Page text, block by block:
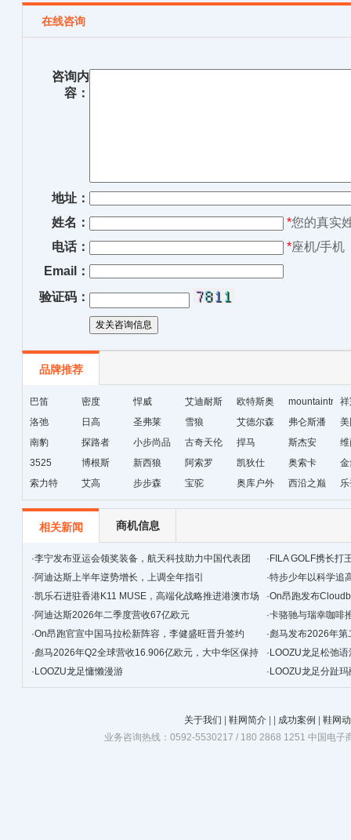
在线咨询
咨询内
容：
地址：
姓名：
*您的真实
电话：
*座机/手机
Email：
验证码：
品牌推荐
巴笛 密度 悍威 艾迪耐斯
欧特斯奥
威
mountaintrip
洛弛
日高 圣弗莱 雪狼 艾德尔森 弗仑斯潘
南豹
探路者 小步尚品 古奇天伦 捍马 斯杰安
3525
博根斯 新西狼 阿索罗 凯狄仕 奥索卡
索力特
艾高 步步森 宝驼
奥库户外
运动
西沿之巅
相关新闻 商机信息
·李宁发布亚运会领奖装备，航天科技助力中国代表团 · FILA GOLF携长打
法
·阿迪达斯上半年逆势增长，上调全年指引 ·特步少年以科学追
生态
·凯乐石进驻香港K11 MUSE，高端化战略推进港澳市场 ·On昂跑发布
·阿迪达斯2026年二季度营收67亿欧元 ·卡骆驰与瑞幸咖啡
·On昂跑官宣中国马拉松新阵容，李健盛旺晋升签约 ·彪马发布2026年
·彪马2026年Q2全球营收16.906亿欧元，大中华区保持
韧性增长
· LOOZU龙足松弛语
· LOOZU龙足慵懒漫游 · LOOZU龙足分趾
关于我们 鞋网简介 成功案例
鞋网
业务咨询热线：0592-5530217 / 180 2868 1251 中国电